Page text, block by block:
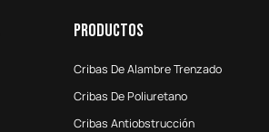
Productos
Cribas De Alambre Trenzado
Cribas De Poliuretano
Cribas Antiobstrucción